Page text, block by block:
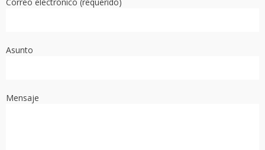
Asunto
Mensaje